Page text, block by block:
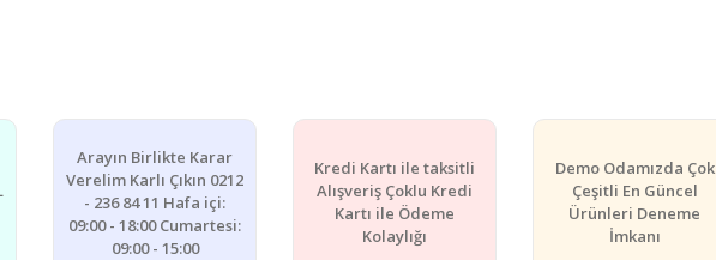
Arayın Birlikte Karar
Verelim Karlı Çıkın 0212
- 236 84 11 Hafa içi:
09:00 - 18:00 Cumartesi:
09:00 - 15:00
Kredi Kartı ile taksitli
Alışveriş Çoklu Kredi
Kartı ile Ödeme
Kolaylığı
Demo Odamızda Çok
Çeşitli En Güncel
Ürünleri Deneme
İmkanı